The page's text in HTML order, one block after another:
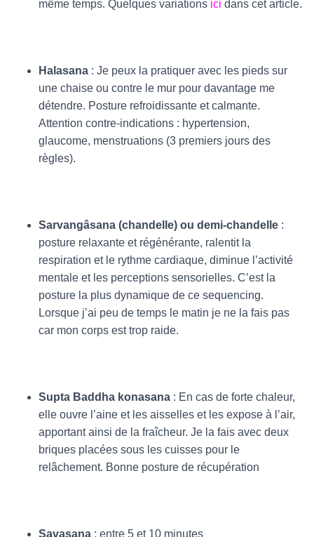
même temps. Quelques variations ici dans cet article.
Halasana : Je peux la pratiquer avec les pieds sur
une chaise ou contre le mur pour davantage me
détendre. Posture refroidissante et calmante.
Attention contre-indications : hypertension,
glaucome, menstruations (3 premiers jours des
règles).
Sarvangâsana (chandelle) ou demi-chandelle :
posture relaxante et régénérante, ralentit la
respiration et le rythme cardiaque, diminue l’activité
mentale et les perceptions sensorielles. C’est la
posture la plus dynamique de ce sequencing.
Lorsque j’ai peu de temps le matin je ne la fais pas
car mon corps est trop raide.
Supta Baddha konasana : En cas de forte chaleur,
elle ouvre l’aine et les aisselles et les expose à l’air,
apportant ainsi de la fraîcheur. Je la fais avec deux
briques placées sous les cuisses pour le
relâchement. Bonne posture de récupération
Savasana : entre 5 et 10 minutes